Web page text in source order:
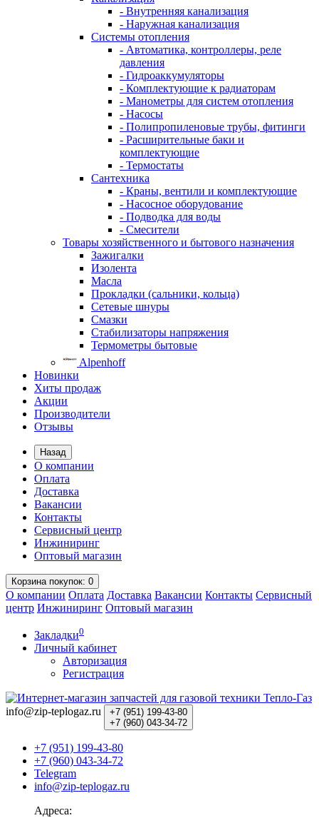
- Внутренняя канализация
- Наружная канализация
Системы отопления
- Автоматика, контроллеры, реле
давления
- Гидроаккумуляторы
- Комплектующие к радиаторам
- Манометры для систем отопления
- Насосы
- Полипропиленовые трубы, фитинги
- Расширительные баки и
комплектующие
- Термостаты
Сантехника
- Краны, вентили и комплектующие
- Насосное оборудование
- Подводка для воды
- Смесители
Товары хозяйственного и бытового назначения
Зажигалки
Изолента
Масла
Прокладки (сальники, кольца)
Сетевые шнуры
Смазки
Стабилизаторы напряжения
Термометры бытовые
Alpenhoff
Новинки
Хиты продаж
Акции
Производители
Отзывы
Назад
О компании
Оплата
Доставка
Вакансии
Контакты
Сервисный центр
Инжиниринг
Оптовый магазин
Корзинапокупок: 0
О компании Оплата Доставка Вакансии Контакты Сервисный
центр Инжиниринг Оптовый магазин
Закладки0
Личный кабинет
Авторизация
Регистрация
info@zip-teplogaz.ru +7 (951) 199-43-80
+7 (960) 043-34-72
+7 (951) 199-43-80
+7 (960) 043-34-72
Telegram
info@zip-teplogaz.ru
Адреса: